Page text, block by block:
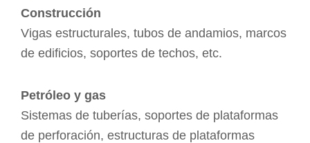
Construcción
Vigas estructurales, tubos de andamios, marcos
de edificios, soportes de techos, etc.
Petróleo y gas
Sistemas de tuberías, soportes de plataformas
de perforación, estructuras de plataformas